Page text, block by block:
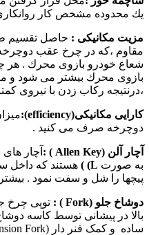
يك محدوده مشخص كار
مزيت مكانيكی : حاصل تقسيم
مقاوم ،كه در چرخ عقب
شعاع خودرو بازوی محرك . هر
بازوی محرك بيشتر می شود و
،درنتيجه ركاب زدن با نيروی
کارایی مکانیکی(efficiency
):
دوچرخه صرف می کنید .
آچار آلن (Allen Key
) : آچار
به صورت L)
) هستند که داخل
پیچها را شل و سفت نمود .
دوشاخ جلو (Fork
) : توپی چرخ
بالا در پیشانی توسط کاسه
ساده و کمک فنر دار (Suspension Fork ) می باشد .